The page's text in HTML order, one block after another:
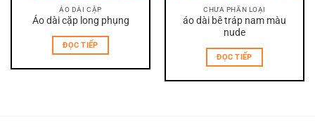
ÁO DÀI CẶP
Áo dài cặp long phụng
ĐỌC TIẾP
CHƯA PHẦN LOẠI
áo dài bê tráp nam màu
nude
ĐỌC TIẾP